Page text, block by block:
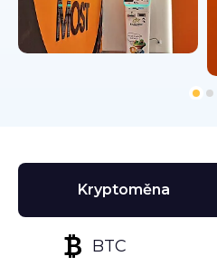
Kryptoměna
BTC